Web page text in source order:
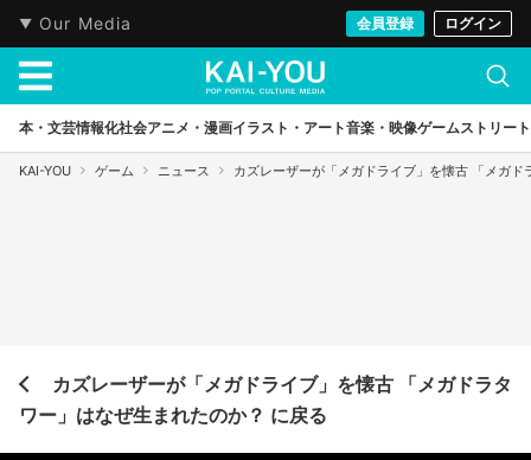
Our Media 会員登録 ログイン
本・文芸情報化社会アニメ・漫画イラスト・アート音楽・映像ゲームストリート
KAI-YOU ゲーム ニュース カズレーザーが「メガドライブ」を懐古 「メガ
カズレーザーが「メガドライブ」を懐古 「メガドラタ
ワー」はなぜ生まれたのか？ に戻る